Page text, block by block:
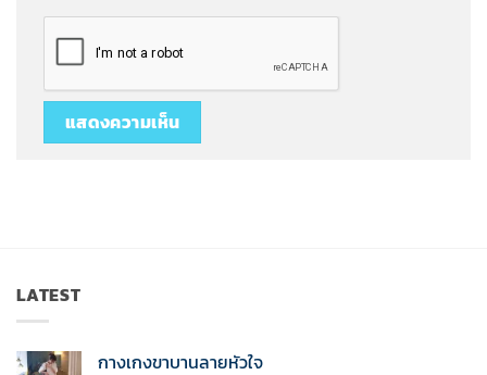
LATEST
กางเกงขาบานลายหัวใจ